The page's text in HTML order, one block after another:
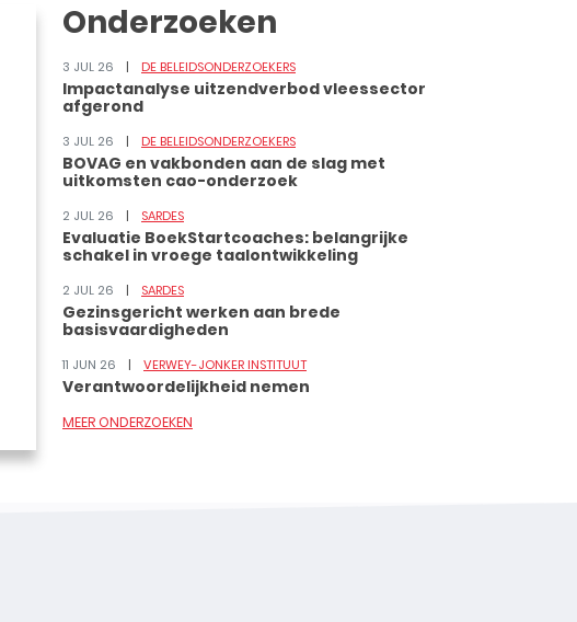
Onderzoeken
3 JUL 26 DE BELEIDSONDERZOEKERS
Impactanalyse uitzendverbod vleessector
afgerond
3 JUL 26 DE BELEIDSONDERZOEKERS
BOVAG en vakbonden aan de slag met
uitkomsten cao-onderzoek
2 JUL 26 SARDES
Evaluatie BoekStartcoaches: belangrijke
schakel in vroege taalontwikkeling
2 JUL 26 SARDES
Gezinsgericht werken aan brede
basisvaardigheden
11 JUN 26 VERWEY-JONKER INSTITUUT
Verantwoordelijkheid nemen
MEER ONDERZOEKEN